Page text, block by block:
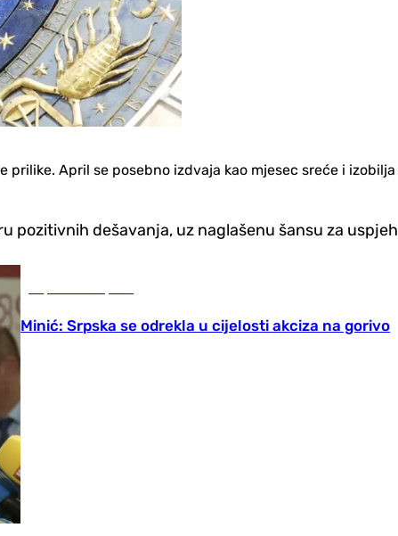
April se posebno izdvaja kao mjesec sreće i
pozitivnih dešavanja, uz naglašenu šansu za
Minić: Srpska se odrekla u cijelosti akciza na gorivo